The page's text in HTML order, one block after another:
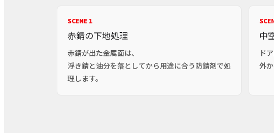
SCENE 1
赤錆の下地処理
赤錆が出た金属面は、
浮き錆と油分を落としてから用途に合う防錆剤で処
理します。
中
ド
外